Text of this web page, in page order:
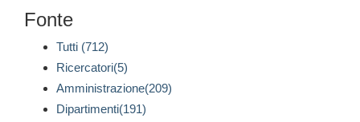
Fonte
Tutti (712)
Ricercatori(5)
Amministrazione(209)
Dipartimenti(191)